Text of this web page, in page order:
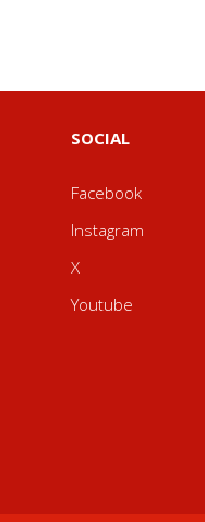
SOCIAL
Facebook
Instagram
X
Youtube